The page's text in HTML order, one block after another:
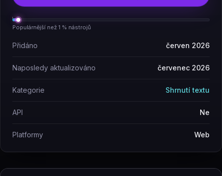
Populárnější než 1 % nástrojů
Přidáno červen 2026
Naposledy aktualizováno červenec 2026
Kategorie Shrnutí textu
API Ne
Platformy Web